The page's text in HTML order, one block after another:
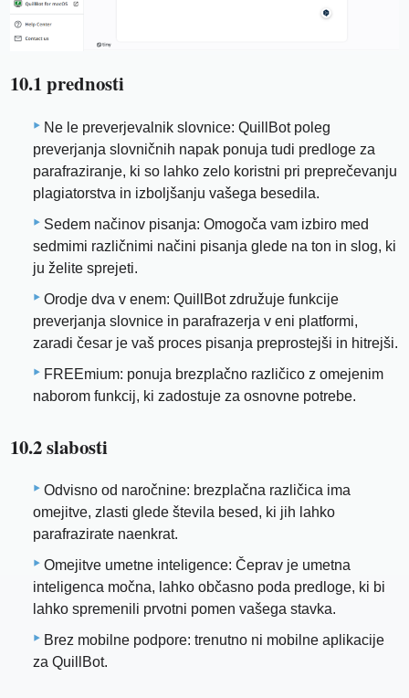
10.1 prednosti
Ne le preverjevalnik slovnice: QuillBot poleg
preverjanja slovničnih napak ponuja tudi predloge za
parafraziranje, ki so lahko zelo koristni pri preprečevanju
plagiatorstva in izboljšanju vašega besedila.
Sedem načinov pisanja: Omogoča vam izbiro med
sedmimi različnimi načini pisanja glede na ton in slog, ki
ju želite sprejeti.
Orodje dva v enem: QuillBot združuje funkcije
preverjanja slovnice in parafrazerja v eni platformi,
zaradi česar je vaš proces pisanja preprostejši in hitrejši.
FREEmium: ponuja brezplačno različico z omejenim
naborom funkcij, ki zadostuje za osnovne potrebe.
10.2 slabosti
Odvisno od naročnine: brezplačna različica ima
omejitve, zlasti glede števila besed, ki jih lahko
parafrazirate naenkrat.
Omejitve umetne inteligence: Čeprav je umetna
inteligenca močna, lahko občasno poda predloge, ki bi
lahko spremenili prvotni pomen vašega stavka.
Brez mobilne podpore: trenutno ni mobilne aplikacije
za QuillBot.